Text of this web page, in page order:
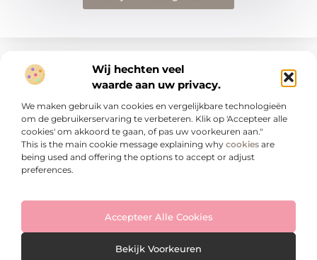
waarde aan uw privacy.
We maken gebruik van cookies en vergelijkbare technologieën
om de gebruikerservaring te verbeteren. Klik op 'Accepteer alle
cookies' om akkoord te gaan, of pas uw voorkeuren aan."
This is the main cookie message explaining whycookiesare
being used and offering the options to accept or adjust
preferences.
ADVERTENTIES
Advertenties
Hier adverteren? Meld je aan.
soort onderneming
Aanbiedingen(79)
Architectuur(1)
Auto’s en Motoren(10)